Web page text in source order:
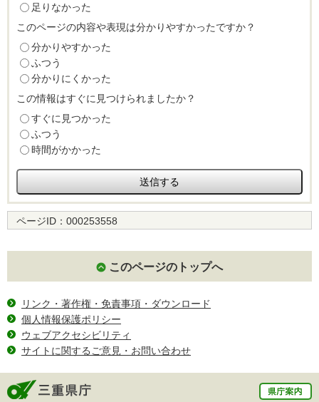
足りなかった
このページの内容や表現は分かりやすかったですか？
分かりやすかった
ふつう
分かりにくかった
この情報はすぐに見つけられましたか？
すぐに見つかった
ふつう
時間がかかった
ページID： 000253558
このページのトップへ
リンク・著作権・免責事項・ダウンロード
個人情報保護ポリシー
ウェブアクセシビリティ
サイトに関するご意見・お問い合わせ